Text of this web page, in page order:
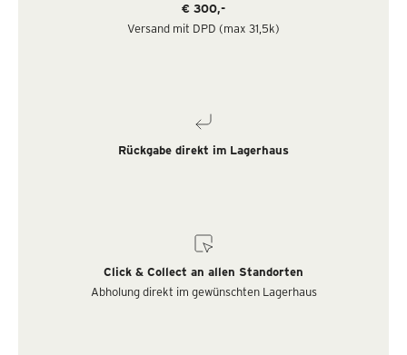
€ 300,-
Versand mit DPD (max 31,5k)
Rückgabe direkt im Lagerhaus
Click & Collect an allen Standorten
Abholung direkt im gewünschten Lagerhaus